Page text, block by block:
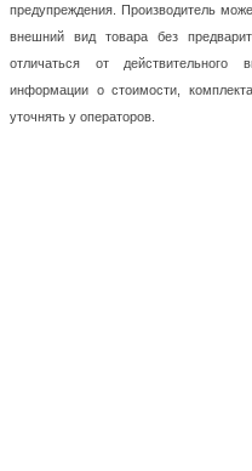
предупреждения. Производитель
внешний вид товара без
отличаться от
информации о стоимости,
уточнять у операторов.